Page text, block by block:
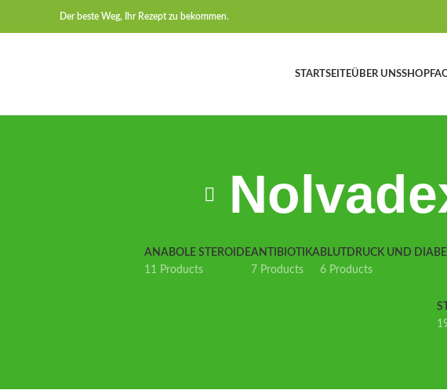
Der beste Weg, Ihr Rezept zu bekommen.
STARTSEITEÜBER UNSSHOP
ANABOLE STEROIDE
11 Products
ANTIBIOTIKA
7 Products
BLUTDRUCK UND
6 Products